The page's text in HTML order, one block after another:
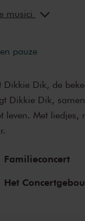
musici
pauze
Dik, de
Dikkie Dik,
leven. Met
Familieconcert
Het